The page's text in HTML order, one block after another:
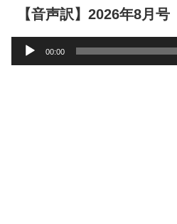
【音声訳】2026年8月号
声
00:00